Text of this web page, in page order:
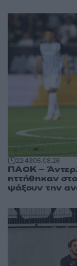
22:4306.08.26
ΠΑΟΚ –
ηττήθηκαν
ψάξουν την